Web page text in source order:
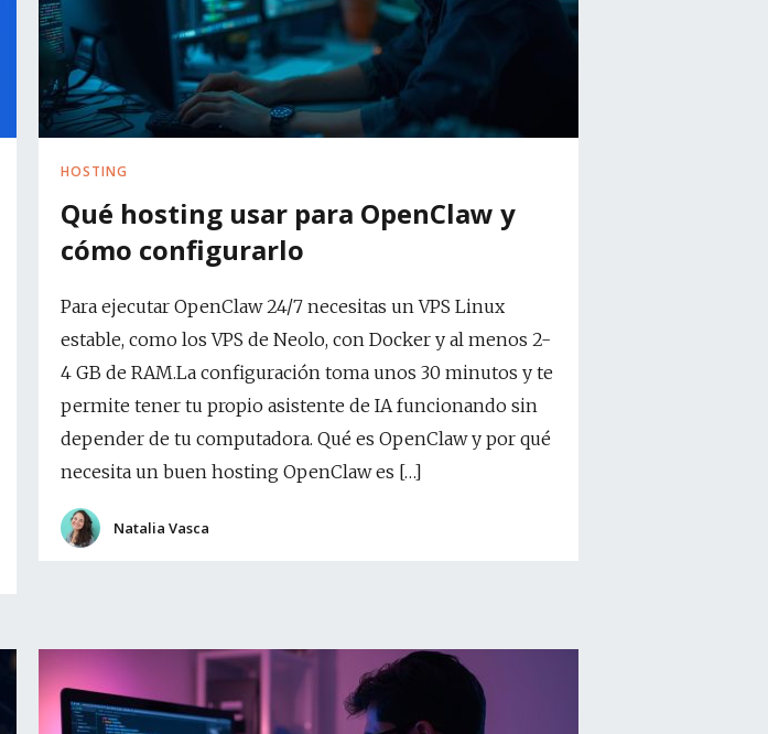
HOSTING
Qué hosting usar para OpenClaw y
cómo configurarlo
Para ejecutar OpenClaw 24/7 necesitas un VPS Linux
estable, como los VPS de Neolo, con Docker y al menos 2-
4 GB de RAM.La configuración toma unos 30 minutos y te
permite tener tu propio asistente de IA funcionando sin
depender de tu computadora. Qué es OpenClaw y por qué
necesita un buen hosting OpenClaw es […]
Natalia Vasca